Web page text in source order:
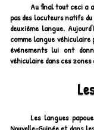
Au final tout ceci a
pas des locuteurs natifs
deuxième langue.
comme langue
événements lui ont
véhiculaire dans ces
Les langues